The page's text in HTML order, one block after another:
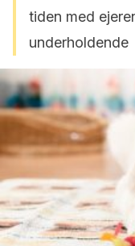
tiden med
underholdende